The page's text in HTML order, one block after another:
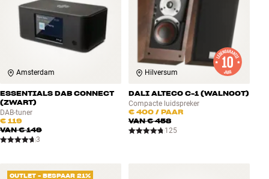
AANBIEDINGEN
Winkels
Klantenservice
Klantenservice
Amsterdam
ESSENTIALS DAB CONNECT
(ZWART)
DAB-tuner
€ 119
VAN€ 149
3
Hilversum
DALI ALTECO C-1 (WALNOOT)
Compacte luidspreker
€ 400 / PAAR
VAN€ 458
125
OUTLET - BESPAAR 21%